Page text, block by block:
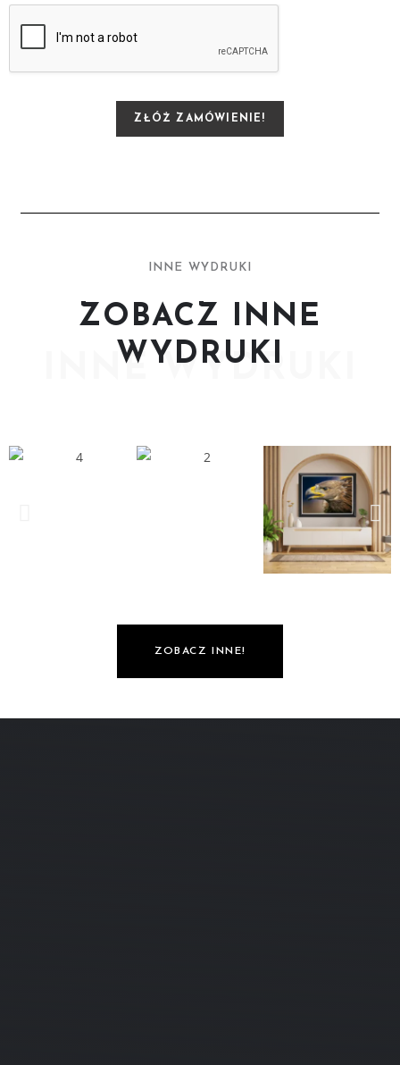
ZŁÓŻ ZAMÓWIENIE!
INNE WYDRUKI
ZOBACZ INNE
WYDRUKI
INNE WYDRUKI
ZOBACZ INNE!